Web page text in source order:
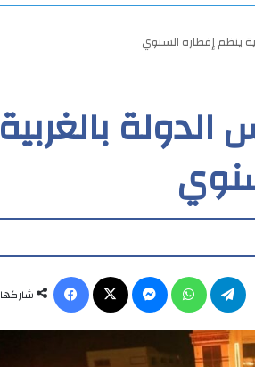
ينظم إفطاره السنوي
بالغربية
شاركها
ماسنجر واتساب تيلقرام